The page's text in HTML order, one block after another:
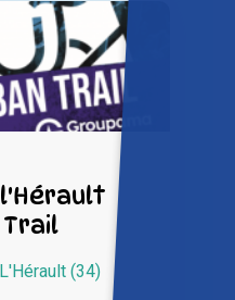
Trail
(34)